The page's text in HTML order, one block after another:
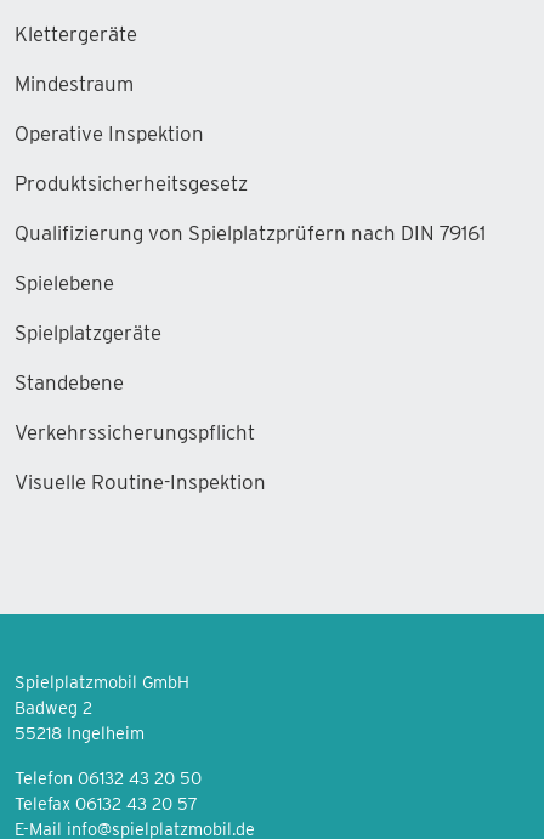
Klettergeräte
Mindestraum
Operative Inspektion
Produktsicherheitsgesetz
Qualifizierung von Spielplatzprüfern nach DIN 79161
Spielebene
Spielplatzgeräte
Standebene
Verkehrssicherungspflicht
Visuelle Routine-Inspektion
Spielplatzmobil GmbH
Badweg 2
55218 Ingelheim
Telefon 06132 43 20 50
Telefax 06132 43 20 57
E-Mail info@spielplatzmobil.de